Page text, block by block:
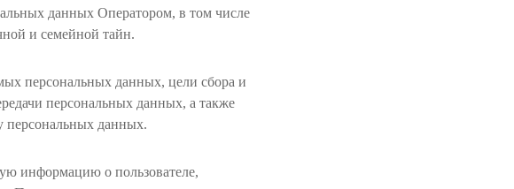
данных Оператором, в том числе
и семейной тайн.
персональных данных, цели сбора и
персональных данных, а также
персональных данных.
информацию о пользователе,